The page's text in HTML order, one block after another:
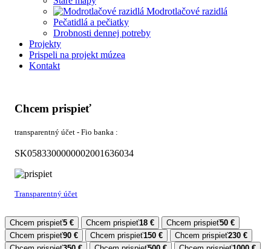
Modrotlačové razidlá
Pečatidlá a pečiatky
Drobnosti dennej potreby
Projekty
Prispeli na projekt múzea
Kontakt
Chcem prispieť
transparentný účet - Fio banka :
SK0583300000002001636034
Transparentný účet
Chcem prispieť5 € Chcem prispieť18 € Chcem prispieť50 €
Chcem prispieť90 € Chcem prispieť150 € Chcem prispieť230 €